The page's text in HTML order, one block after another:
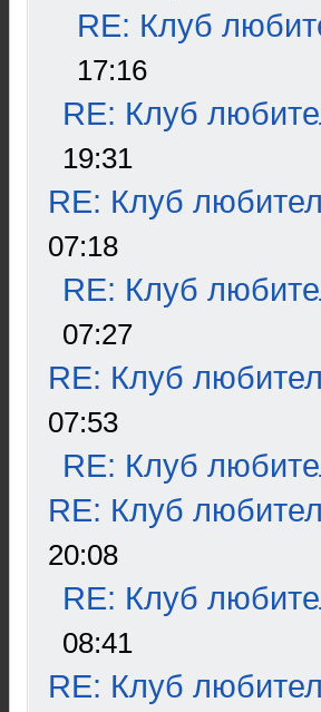
RE: Клуб
17:16
RE: Клуб
19:31
RE: Клуб
07:18
RE: Клуб
07:27
RE: Клуб
07:53
RE: Клуб
RE: Клуб
20:08
RE: Клуб
08:41
RE: Клуб